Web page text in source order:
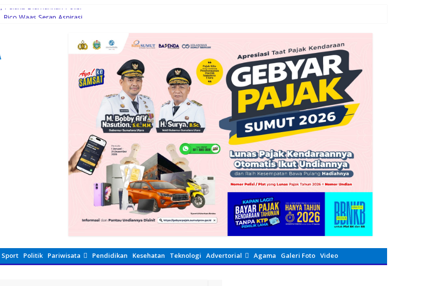
Pelaku Diamankan Polisi
Kompetensi Aparatur Perkebunan Lewat Pelatihan Avenza Maps di Way Kanan
Labuhanbatu
Sport Politik Pariwisata Pendidikan Kesehatan Teknologi Advertorial Agama Galeri Foto Video